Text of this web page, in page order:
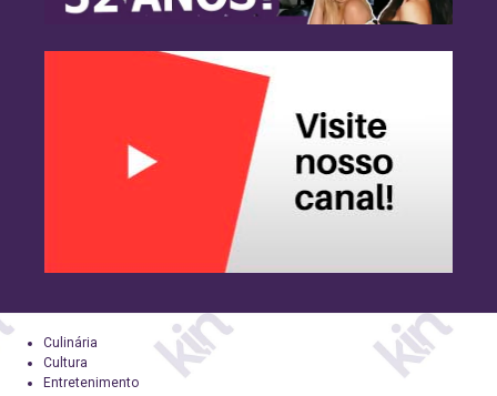
Culinária
Cultura
Entretenimento